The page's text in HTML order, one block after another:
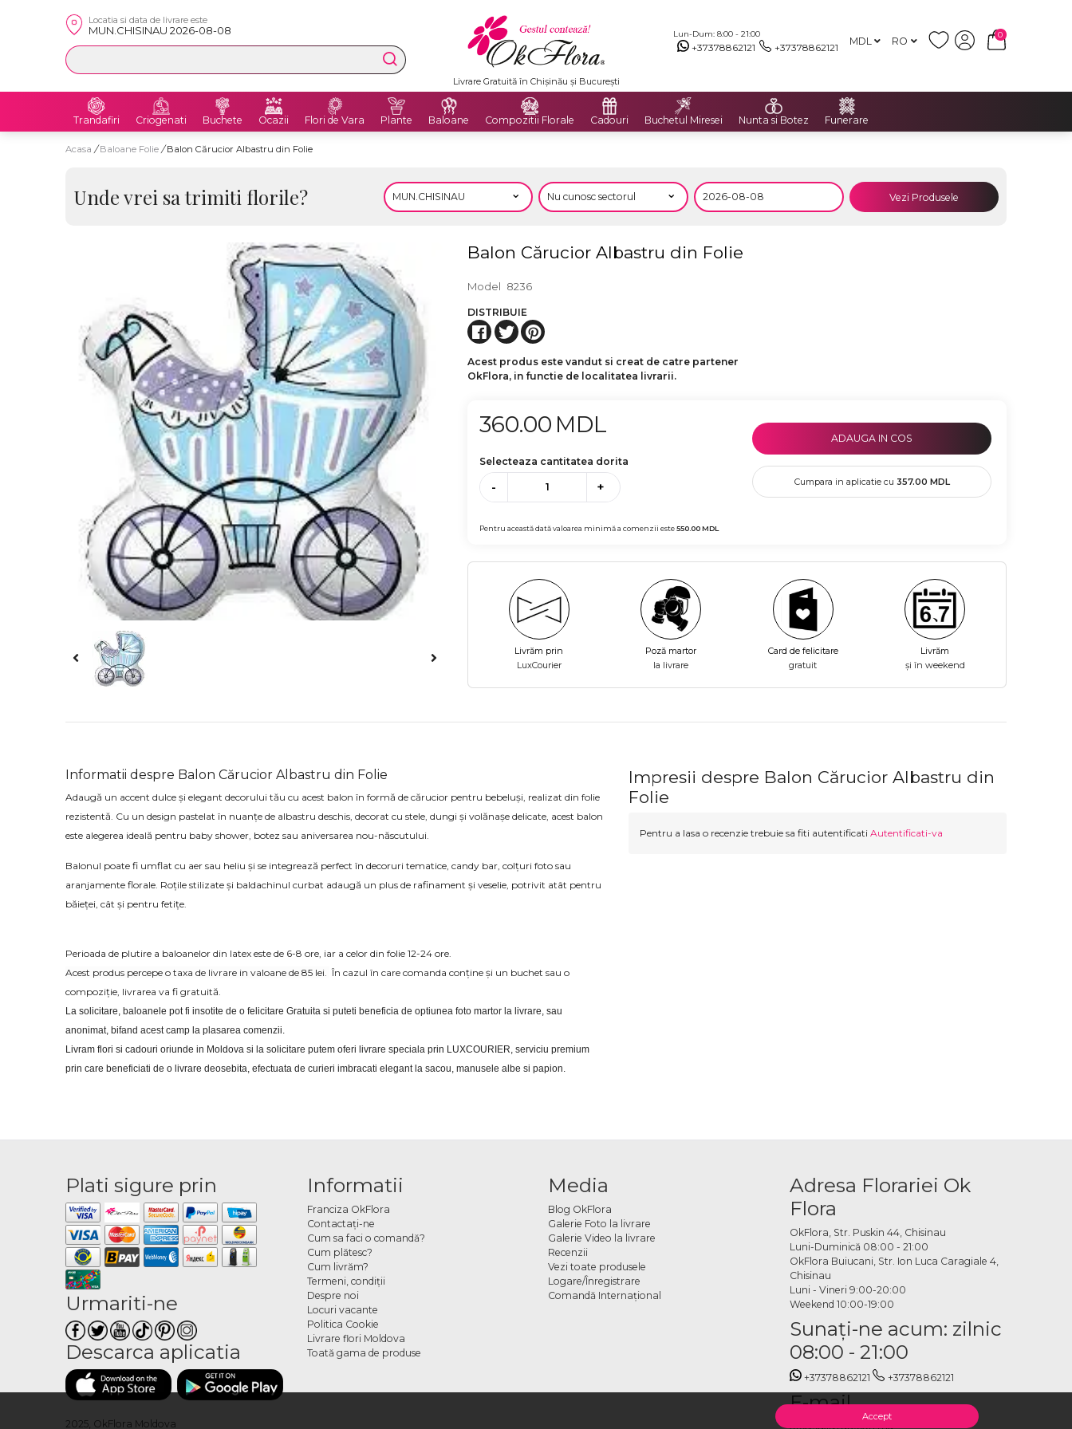
Accept
Locatia si data de livrare este
MUN.CHISINAU 2026-08-08 Lun-Dum: 8:00 - 21:00
+37378862121 +37378862121 MDL RO
0
Livrare Gratuită în Chișinău și București
Trandafiri Criogenati Buchete Ocazii Flori de Vara Plante Baloane Compozitii Florale Cadouri Buchetul Miresei Nunta si Botez Funerare
Acasa / Baloane Folie / Balon Cărucior Albastru din Folie
Unde vrei sa trimiti florile? Vezi Produsele
Balon Cărucior Albastru din Folie
Model 8236
DISTRIBUIE
Acest produs este vandut si creat de catre partener
OkFlora, in functie de localitatea livrarii.
360.00 MDL
Selecteaza cantitatea dorita
- +
Pentru această dată valoarea minimă a comenzii este550.00MDL
ADAUGA IN COS
Cumpara in aplicatie cu 357.00 MDL
Livrăm prin
LuxCourier
Poză martor
la livrare
Card de felicitare
gratuit
Livrăm
și în weekend
Informatii despre Balon Cărucior Albastru din Folie
Adaugă un accent dulce și elegant decorului tău cu acest balon în formă de cărucior pentru bebeluși, realizat din folie
rezistentă. Cu un design pastelat în nuanțe de albastru deschis, decorat cu stele, dungi și volănașe delicate, acest balon
este alegerea ideală pentru baby shower, botez sau aniversarea nou-născutului.
Balonul poate fi umflat cu aer sau heliu și se integrează perfect în decoruri tematice, candy bar, colțuri foto sau
aranjamente florale. Roțile stilizate și baldachinul curbat adaugă un plus de rafinament și veselie, potrivit atât pentru
băieței, cât și pentru fetițe.
Perioada de plutire a baloanelor din latex este de 6-8 ore, iar a celor din folie 12-24 ore.
Acest produs percepe o taxa de livrare in valoane de 85 lei.
În cazul în care comanda conține și un buchet sau o
compoziție, livrarea va fi gratuită.
La solicitare, baloanele pot fi insotite de o felicitare Gratuita si puteti beneficia de optiunea foto martor la livrare, sau
anonimat, bifand acest camp la plasarea comenzii.
Livram flori si cadouri oriunde in Moldova si la solicitare putem oferi livrare speciala prin LUXCOURIER, serviciu premium
prin care beneficiati de o livrare deosebita, efectuata de curieri imbracati elegant la sacou, manusele albe si papion.
Impresii despre Balon Cărucior Albastru din
Folie
Pentru a lasa o recenzie trebuie sa fiti autentificati Autentificati-va
Plati sigure prin
Urmariti-ne
Descarca aplicatia
2025, OkFlora Moldova
Informatii
Franciza OkFlora
Contactaţi-ne
Cum sa faci o comandă?
Cum plătesc?
Cum livrăm?
Termeni, condiţii
Despre noi
Locuri vacante
Politica Cookie
Livrare flori Moldova
Toată gama de produse
Media
Blog OkFlora
Galerie Foto la livrare
Galerie Video la livrare
Recenzii
Vezi toate produsele
Logare/Înregistrare
Comandă Internațional
Adresa Florariei Ok
Flora
OkFlora, Str. Puskin 44, Chisinau
Luni-Duminică 08:00 - 21:00
OkFlora Buiucani, Str. Ion Luca Caragiale 4,
Chisinau
Luni - Vineri 9:00-20:00
Weekend 10:00-19:00
Sunaţi-ne acum: zilnic
08:00 - 21:00
+37378862121 +37378862121
E-mail
office@livrareflori.md